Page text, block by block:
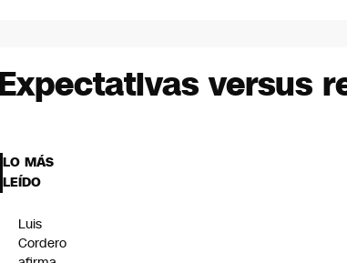
versus
LO MÁS
LEÍDO
Luis
Cordero